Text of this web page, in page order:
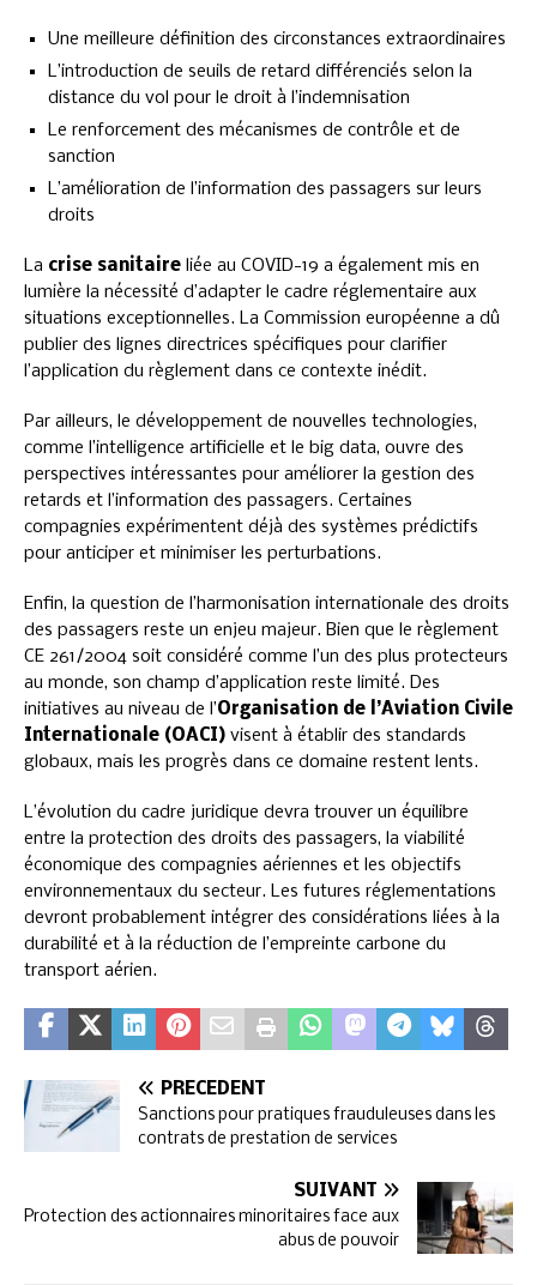
Une meilleure définition des circonstances extraordinaires
L’introduction de seuils de retard différenciés selon la
distance du vol pour le droit à l’indemnisation
Le renforcement des mécanismes de contrôle et de
sanction
L’amélioration de l’information des passagers sur leurs
droits
La crise sanitaire liée au COVID-19 a également mis en
lumière la nécessité d’adapter le cadre réglementaire aux
situations exceptionnelles. La Commission européenne a dû
publier des lignes directrices spécifiques pour clarifier
l’application du règlement dans ce contexte inédit.
Par ailleurs, le développement de nouvelles technologies,
comme l’intelligence artificielle et le big data, ouvre des
perspectives intéressantes pour améliorer la gestion des
retards et l’information des passagers. Certaines
compagnies expérimentent déjà des systèmes prédictifs
pour anticiper et minimiser les perturbations.
Enfin, la question de l’harmonisation internationale des droits
des passagers reste un enjeu majeur. Bien que le règlement
CE 261/2004 soit considéré comme l’un des plus protecteurs
au monde, son champ d’application reste limité. Des
initiatives au niveau de l’Organisation de l’Aviation Civile
Internationale (OACI) visent à établir des standards
globaux, mais les progrès dans ce domaine restent lents.
L’évolution du cadre juridique devra trouver un équilibre
entre la protection des droits des passagers, la viabilité
économique des compagnies aériennes et les objectifs
environnementaux du secteur. Les futures réglementations
devront probablement intégrer des considérations liées à la
durabilité et à la réduction de l’empreinte carbone du
transport aérien.
PRÉCÉDENT
Sanctions pour pratiques frauduleuses dans les
contrats de prestation de services
SUIVANT
Protection des actionnaires minoritaires face aux
abus de pouvoir